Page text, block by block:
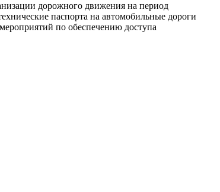
дорожного движения на период
паспорта на автомобильные дороги
по обеспечению доступа